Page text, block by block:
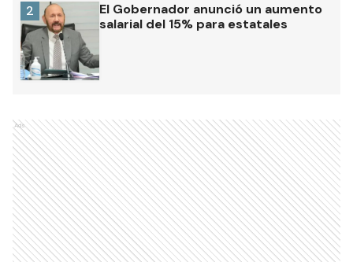
El Gobernador anunció un aumento
salarial del 15% para estatales
2
Ads